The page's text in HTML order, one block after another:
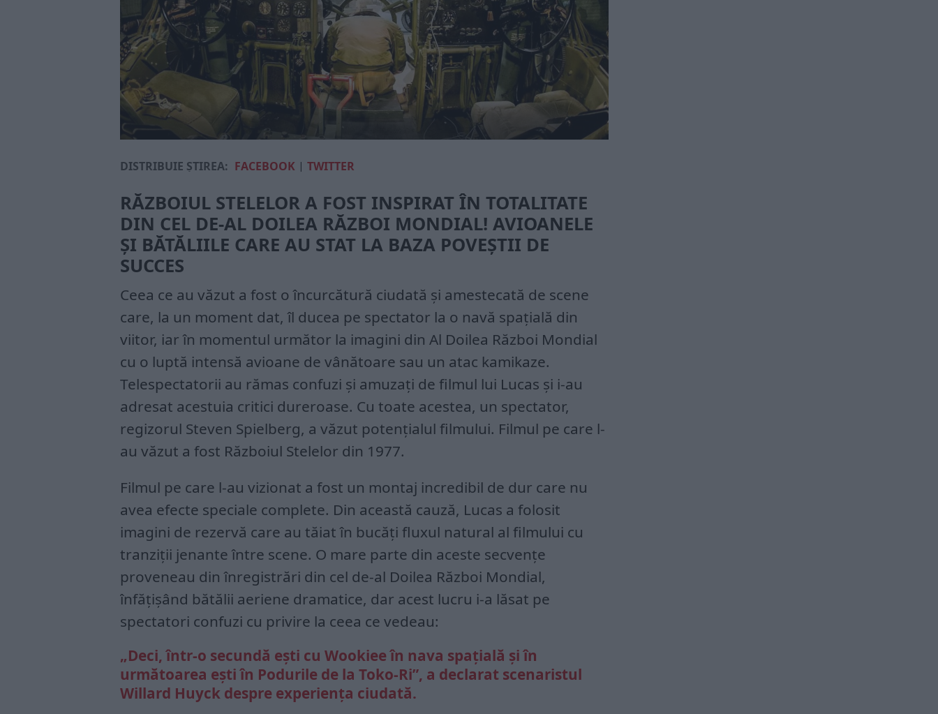
DISTRIBUIE ȘTIREA: FACEBOOK | TWITTER
RĂZBOIUL STELELOR A FOST INSPIRAT ÎN TOTALITATE
DIN CEL DE-AL DOILEA RĂZBOI MONDIAL! AVIOANELE
ȘI BĂTĂLIILE CARE AU STAT LA BAZA POVEȘTII DE
SUCCES
Ceea ce au văzut a fost o încurcătură ciudată și amestecată de scene
care, la un moment dat, îl ducea pe spectator la o navă spațială din
viitor, iar în momentul următor la imagini din Al Doilea Război Mondial
cu o luptă intensă avioane de vânătoare sau un atac kamikaze.
Telespectatorii au rămas confuzi și amuzați de filmul lui Lucas și i-au
adresat acestuia critici dureroase. Cu toate acestea, un spectator,
regizorul Steven Spielberg, a văzut potențialul filmului. Filmul pe care l-
au văzut a fost Războiul Stelelor din 1977.
Filmul pe care l-au vizionat a fost un montaj incredibil de dur care nu
avea efecte speciale complete. Din această cauză, Lucas a folosit
imagini de rezervă care au tăiat în bucăți fluxul natural al filmului cu
tranziții jenante între scene. O mare parte din aceste secvențe
proveneau din înregistrări din cel de-al Doilea Război Mondial,
înfățișând bătălii aeriene dramatice, dar acest lucru i-a lăsat pe
spectatori confuzi cu privire la ceea ce vedeau:
„Deci, într-o secundă ești cu Wookiee în nava spațială și în
următoarea ești în Podurile de la Toko-Ri”, a declarat scenaristul
Willard Huyck despre experiența ciudată.